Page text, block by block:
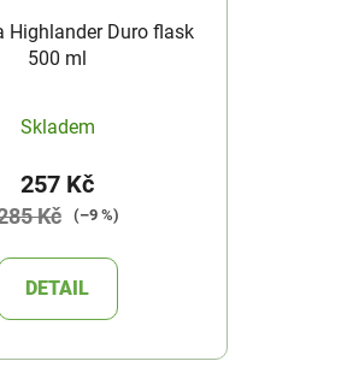
Highlander Duro flask
500 ml
Skladem
257 Kč
Kč (–9 %)
DETAIL